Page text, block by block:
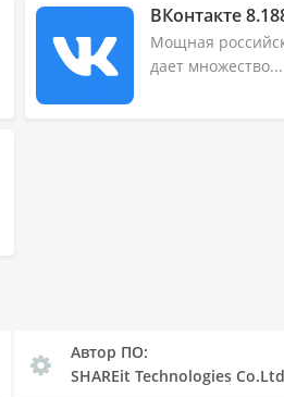
ВКонтакте
Мощная
дает множество...
Автор ПО:
SHAREit Technologies Co.Ltd